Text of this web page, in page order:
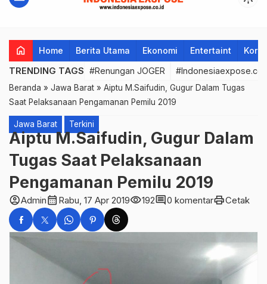
home Home Berita Utama Ekonomi Entertaint
TRENDING TAGS #Renungan JOGER
Beranda » Jawa Barat » Aiptu M.Saifudin, Gugur Dalam Tugas
Saat Pelaksanaan Pengamanan Pemilu 2019
Jawa Barat Terkini
Aiptu M.Saifudin, Gugur Dalam
Tugas Saat Pelaksanaan
Pengamanan Pemilu 2019
account_circleAdmincalendar_month Rabu, 17 Apr 2019visibility192comment0 komentarprintCetak